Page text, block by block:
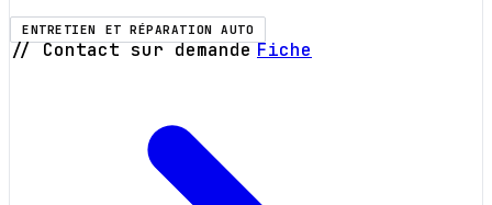
ENTRETIEN ET RÉPARATION AUTO
// Contact sur demande Fiche